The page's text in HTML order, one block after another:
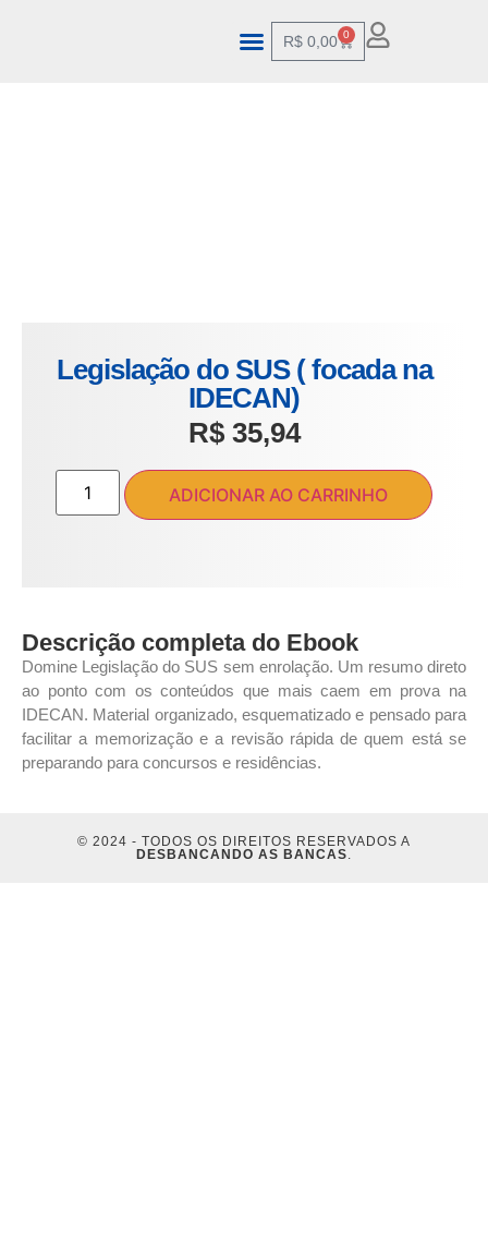
R$0,00 0
Legislação do SUS ( focada na
IDECAN)
R$35,94
ADICIONAR AO CARRINHO
Descrição completa do Ebook
Domine Legislação do SUS sem enrolação. Um resumo direto
ao ponto com os conteúdos que mais caem em prova na
IDECAN. Material organizado, esquematizado e pensado para
facilitar a memorização e a revisão rápida de quem está se
preparando para concursos e residências.
© 2024 - TODOS OS DIREITOS RESERVADOS A
DESBANCANDO AS BANCAS